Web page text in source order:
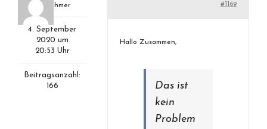
Teilnehmer
4. September
2020 um
20:53 Uhr
Beitragsanzahl:
166
#1169
Hallo Zusammen,
Das ist
kein
Problem